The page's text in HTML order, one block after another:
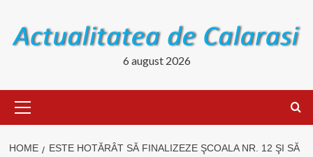
content
6 august 2026
Menu
HOME
ESTE HOTĂRÂT SĂ FINALIZEZE ŞCOALA NR. 12 ŞI SĂ